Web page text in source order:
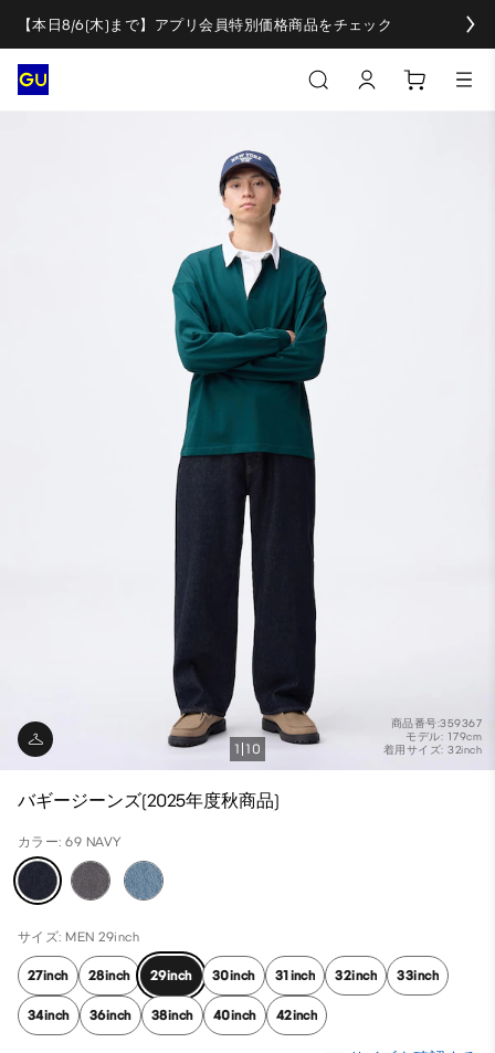
【本日8/6(木)まで】アプリ会員特別価格商品をチェック
商品番号:359367
モデル: 179cm
着用サイズ: 32inch
1 10
バギージーンズ(2025年度秋商品)
カラー: 69 NAVY
サイズ: MEN 29inch
27inch 28inch 29inch 30inch 31inch 32inch 33inch
34inch 36inch 38inch 40inch 42inch